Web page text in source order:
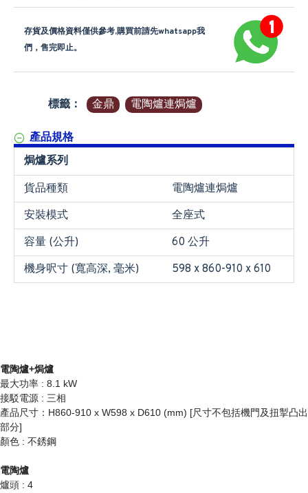
存貨及價格資料僅供參考,購買前請先whatsapp我
們，售完即止。
標籤： 金鼎 電陶爐連焗爐
產品規格
焗爐系列
貨品種類
電陶爐連焗爐
安裝模式
全座式
容量 (公升)
60 公升
機身呎寸 (寬高深, 毫米)
598 x 860-910 x 610
電陶爐+焗爐
最大功率 : 8.1 kW
接駁電源 : 三相
產品尺寸：H860-910 x W598 x D610 (mm) [尺寸不包括機門及扭掣凸出
部分]
顏色 : 不銹鋼
電陶爐
爐頭 : 4